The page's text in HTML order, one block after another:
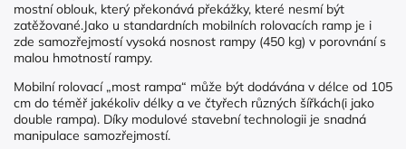
mostní oblouk, který překonává překážky, které nesmí být
zatěžované.Jako u standardních mobilních rolovacích ramp je i
zde samozřejmostí vysoká nosnost rampy (450 kg) v porovnání s
malou hmotností rampy.
Mobilní rolovací „most rampa“ může být dodávána v délce od 105
cm do téměř jakékoliv délky a ve čtyřech různých šířkách(i jako
double rampa). Díky modulové stavební technologii je snadná
manipulace samozřejmostí.